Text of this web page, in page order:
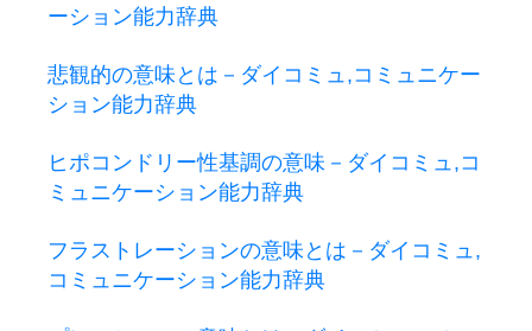
ーション能力辞典
悲観的の意味とは－ダイコミュ,コミュニケー
ション能力辞典
ヒポコンドリー性基調の意味－ダイコミュ,コ
ミュニケーション能力辞典
フラストレーションの意味とは－ダイコミュ,
コミュニケーション能力辞典